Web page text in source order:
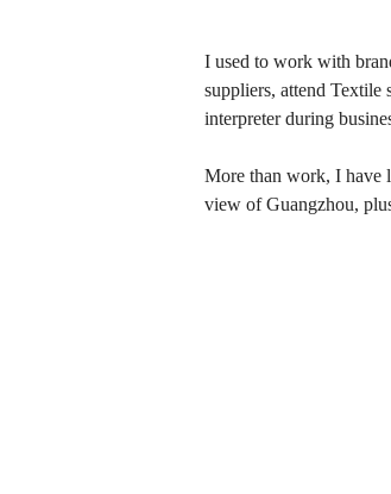
I used to work with
suppliers, attend Textile
interpreter during
More than work, I have
view of Guangzhou,